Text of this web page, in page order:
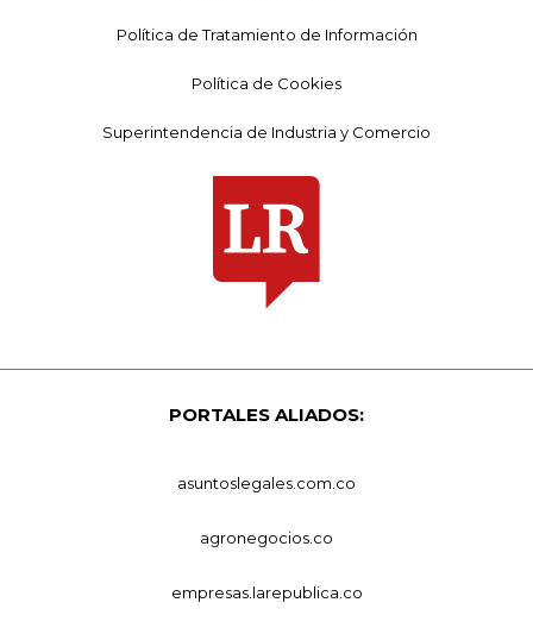
Política de Tratamiento de Información
Política de Cookies
Superintendencia de Industria y Comercio
PORTALES ALIADOS:
asuntoslegales.com.co
agronegocios.co
empresas.larepublica.co